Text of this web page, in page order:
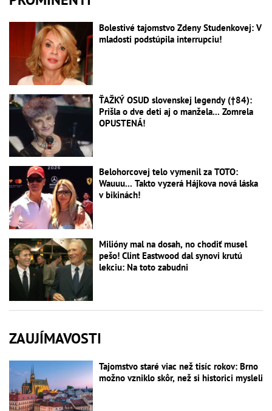
Bolestivé tajomstvo Zdeny Studenkovej: V
mladosti podstúpila interrupciu!
ŤAŽKÝ OSUD slovenskej legendy (†84):
Prišla o dve deti aj o manžela... Zomrela
OPUSTENÁ!
Belohorcovej telo vymenil za TOTO:
Wauuu... Takto vyzerá Hájkova nová láska
v bikinách!
Milióny mal na dosah, no chodiť musel
pešo! Clint Eastwood dal synovi krutú
lekciu: Na toto zabudni
ZAUJÍMAVOSTI
Tajomstvo staré viac než tisíc rokov: Brno
možno vzniklo skôr, než si historici mysleli